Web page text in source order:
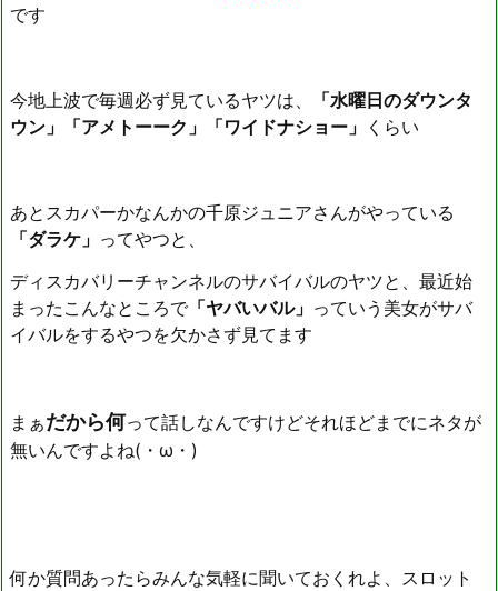
です
今地上波で毎週必ず見ているヤツは、
「水曜日のダウンタ
ウン」「アメトーーク」「ワイドナショー」 くらい
あとスカパーかなんかの千原ジュニアさんがやっている
「ダラケ」 ってやつと、
ディスカバリーチャンネルのサバイバルのヤツと、最近始
まったこんなところで「ヤバいバル」 っていう美女がサバ
イバルをするやつを欠かさず見てます
まぁだから何って話しなんですけどそれほどまでにネタが
無いんですよね(・ω・)
何か質問あったらみんな気軽に聞いておくれよ、スロット